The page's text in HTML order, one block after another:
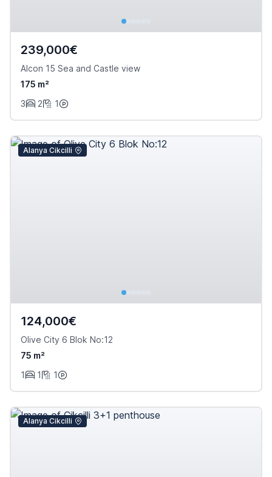
239,000€
Alcon 15 Sea and Castle view
175 m²
3
2 1
Alanya Cikcilli
124,000€
Olive City 6 Blok No:12
75 m²
1
1 1
Alanya Cikcilli